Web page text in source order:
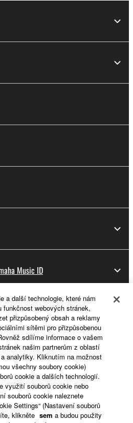
Music ID
- Czech
a další technologie, které nám
funkčnost webových stránek,
přizpůsobený obsah a reklamy
sítěmi pro přizpůsobenou
sdílíme informace o vašem
našim partnerům z oblastí
analytiky. Kliknutím na možnost
všechny soubory cookie)
cookie a dalších technologií.
využití souborů cookie nebo
souborů cookie naleznete
Settings“ (Nastavení souborů
klikněte sem a budou použity